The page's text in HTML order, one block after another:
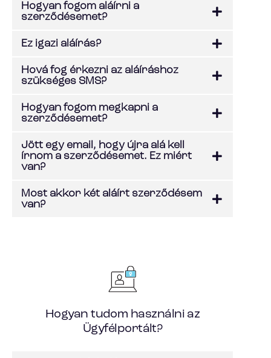
Hogyan fogom aláírni a
szerződésemet?
Ez igazi aláírás?
Hová fog érkezni az aláíráshoz
szükséges SMS?
Hogyan fogom megkapni a
szerződésemet?
Jött egy email, hogy újra alá kell
írnom a szerződésemet. Ez miért
van?
Most akkor két aláírt szerződésem
van?
Hogyan tudom használni az
Ügyfélportált?